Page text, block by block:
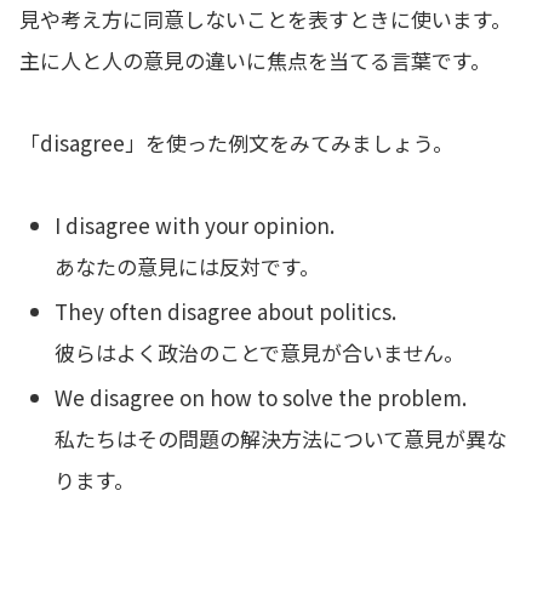
見や考え方に同意しないことを表すときに使います。
主に人と人の意見の違いに焦点を当てる言葉です。
「disagree」を使った例文をみてみましょう。
I disagree with your opinion.
あなたの意見には反対です。
They often disagree about politics.
彼らはよく政治のことで意見が合いません。
We disagree on how to solve the problem.
私たちはその問題の解決方法について意見が異な
ります。